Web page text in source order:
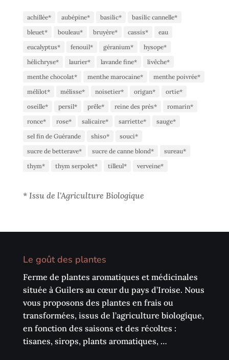
achillée* aubépine* basilic*
basilic cannelle*
bleuet*
bouleau* bruyère* cassis*
eau
eucalyptus*
fenouil* géranium*
hysope*
hélichryse*
laurier* lavande fine*
livêche*
menthe chocolat*
menthe marocaine*
menthe poivrée*
mélilot*
mélisse* noisetier* origan*
ortie*
oseille*
persil* prêle* reine des prés*
romarin*
ronce*
rose* salicaire* sarriette*
sauge*
sel fin de Guérande
shiso*
souci*
sucre de betterave*
sucre de canne blond*
sureau*
thym*
thym serpolet* tilleul* verveine*
* Issu de l'Agriculture Biologique
Le goût des plantes
Ferme de plantes aromatiques et médicinales
située à Guilers au cœur du pays d’Iroise. Nous
vous proposons des plantes en frais ou
transformées, issus de l’agriculture biologique,
en fonction des saisons et des récoltes :
tisanes, sirops, plants aromatiques, …